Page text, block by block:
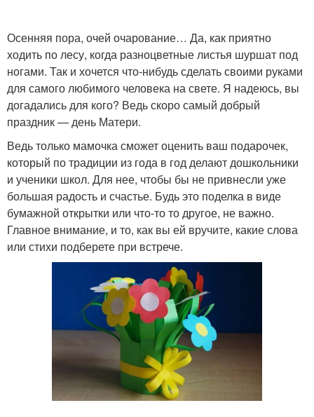
Осенняя пора, очей очарование… Да, как приятно
ходить по лесу, когда разноцветные листья шуршат под
ногами. Так и хочется что-нибудь сделать своими руками
для самого любимого человека на свете. Я надеюсь, вы
догадались для кого? Ведь скоро самый добрый
праздник — день Матери.
Ведь только мамочка сможет оценить ваш подарочек,
который по традиции из года в год делают дошкольники
и ученики школ. Для нее, чтобы бы не привнесли уже
большая радость и счастье. Будь это поделка в виде
бумажной открытки или что-то то другое, не важно.
Главное внимание, и то, как вы ей вручите, какие слова
или стихи подберете при встрече.